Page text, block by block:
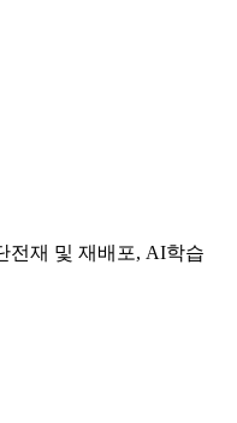
전재 및 재배포, AI학습